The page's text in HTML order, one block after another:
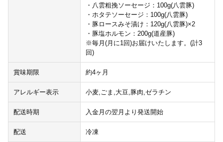
・八雲粗挽ソーセージ：100g(八雲豚)
・ホタテソーセージ：100g(八雲豚)
・豚ロースみそ漬け：120g(八雲豚)×2
・豚塩ホルモン：200g(道産豚)
※毎月(月に1回)お届けいたします。(計3
回)
賞味期限 約4ヶ月
アレルギー表示 小麦,ごま,大豆,豚肉,ゼラチン
配送時期 入金月の翌月より発送開始
配送 冷凍